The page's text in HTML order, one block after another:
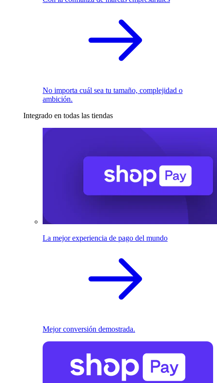
No importa cuál sea tu tamaño, complejidad o
ambición.
Integrado en todas las tiendas
La mejor experiencia de pago del mundo
Mejor conversión demostrada.